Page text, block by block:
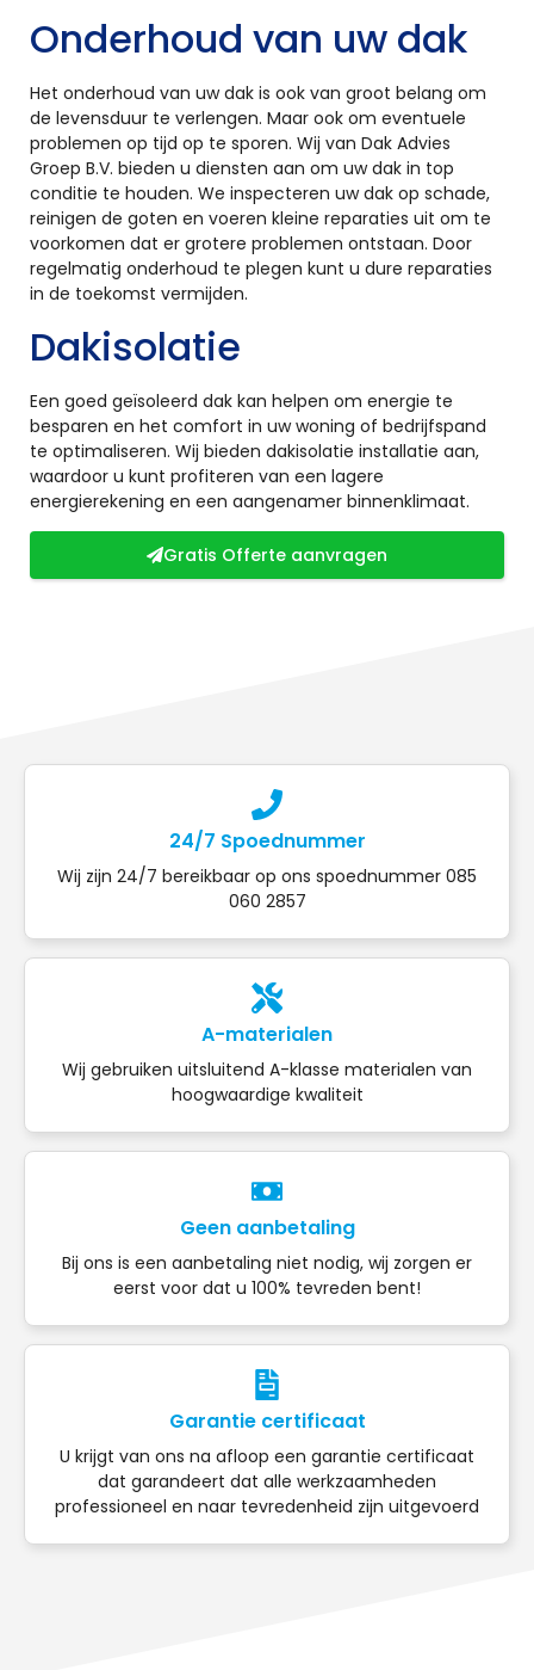
Onderhoud van uw dak
Het onderhoud van uw dak is ook van groot belang om
de levensduur te verlengen. Maar ook om eventuele
problemen op tijd op te sporen. Wij van Dak Advies
Groep B.V. bieden u diensten aan om uw dak in top
conditie te houden. We inspecteren uw dak op schade,
reinigen de goten en voeren kleine reparaties uit om te
voorkomen dat er grotere problemen ontstaan. Door
regelmatig onderhoud te plegen kunt u dure reparaties
in de toekomst vermijden.
Dakisolatie
Een goed geïsoleerd dak kan helpen om energie te
besparen en het comfort in uw woning of bedrijfspand
te optimaliseren. Wij bieden dakisolatie installatie aan,
waardoor u kunt profiteren van een lagere
energierekening en een aangenamer binnenklimaat.
Gratis Offerte aanvragen
24/7 Spoednummer
Wij zijn 24/7 bereikbaar op ons spoednummer 085
060 2857
A-materialen
Wij gebruiken uitsluitend A-klasse materialen van
hoogwaardige kwaliteit
Geen aanbetaling
Bij ons is een aanbetaling niet nodig, wij zorgen er
eerst voor dat u 100% tevreden bent!
Garantie certificaat
U krijgt van ons na afloop een garantie certificaat
dat garandeert dat alle werkzaamheden
professioneel en naar tevredenheid zijn uitgevoerd